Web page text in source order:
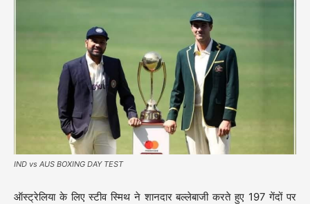
IND vs AUS BOXING DAY TEST
ऑस्ट्रेलिया के लिए स्टीव स्मिथ ने शानदार बल्लेबाजी करते हुए 197 गेंदों पर